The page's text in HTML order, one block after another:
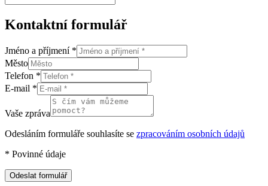
Kontaktní formulář
Jméno a příjmení *
Město
Telefon *
E-mail *
Vaše zpráva
Odesláním formuláře souhlasíte se zpracováním osobních údajů
* Povinné údaje
Odeslat formulář